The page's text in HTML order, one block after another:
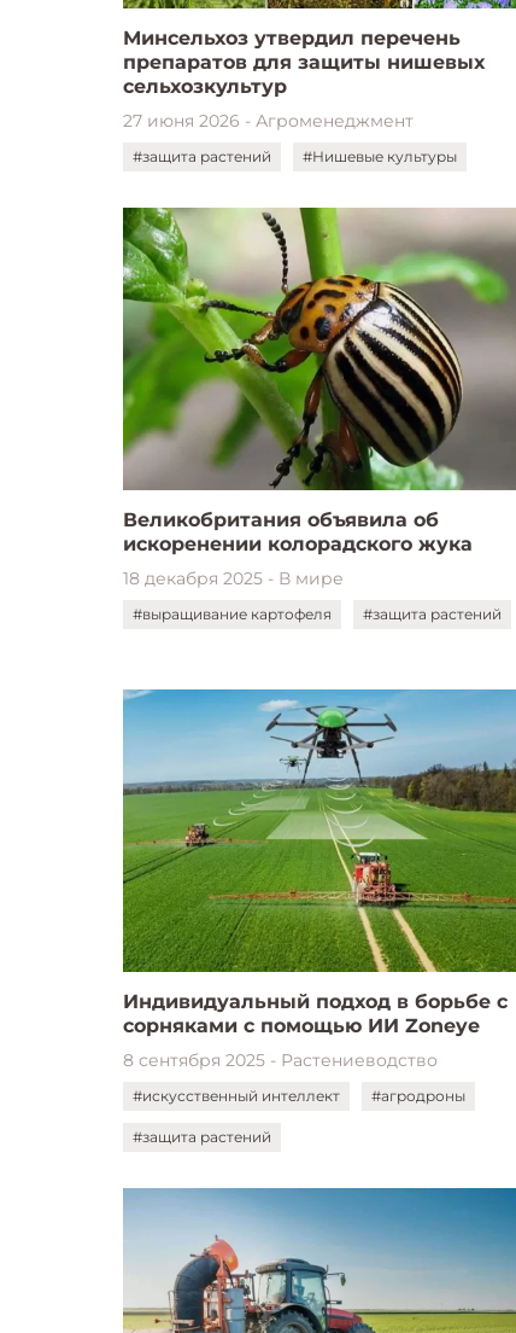
Минсельхоз утвердил перечень
препаратов для защиты нишевых
сельхозкультур
27 июня 2026 - Агроменеджмент
#защита растений #Нишевые культуры
Великобритания объявила об
искоренении колорадского жука
18 декабря 2025 - В мире
#выращивание картофеля #защита растений
Индивидуальный подход в борьбе с
сорняками с помощью ИИ Zoneye
8 сентября 2025 - Растениеводство
#искусственный интеллект #агродроны
#защита растений